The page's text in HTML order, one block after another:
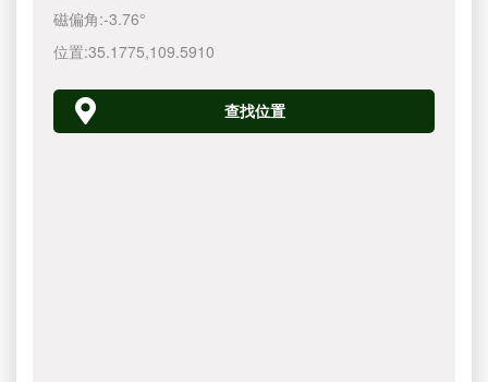
磁偏角:-3.76°
位置:35.1775,109.5910
查找位置